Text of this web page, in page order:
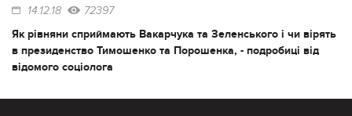
14.12.18 72397
Як рівняни сприймають Вакарчука та Зеленського і чи вірять
в президенство Тимошенко та Порошенка, - подробиці від
відомого соціолога